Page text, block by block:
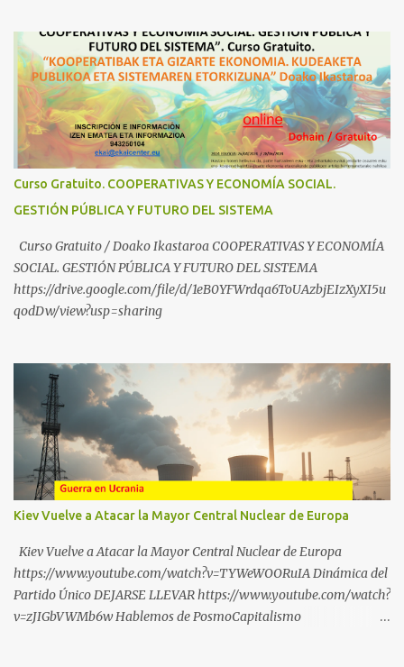
Industrial https://www.youtube.com/shorts/dGKjgqEvRHk
¿Conoces los nuevos canales de BABESTU? Si quieres hacer algo, o
compartir ideas, para proteger a los niños y adolescentes vascos
frente a abusos y manipulaciones: BABESTUren kanal berriak
ezagutzen dituzu? Euskal haurrak eta nerabeak abusu eta
manipulazioetatik babesteko zerbait egin nahi baduzu, edo ideiak
partekatu nahi badituzu: Telegram :
https://whatsapp.com/channel/0029VbBW56k0LKZJWzQyoE1T
SÍGUENOS EN YOUTUBE: https://www.youtube.com/@ekaicenter?
sub_confirmation=1
Curso Gratuito. COOPERATIVAS Y ECONOMÍA SOCIAL.
GESTIÓN PÚBLICA Y FUTURO DEL SISTEMA
Curso Gratuito / Doako Ikastaroa COOPERATIVAS Y ECONOMÍA
SOCIAL. GESTIÓN PÚBLICA Y FUTURO DEL SISTEMA
https://drive.google.com/file/d/1eB0YFWrdqa6ToUAzbjEIzXyXI5u
qodDw/view?usp=sharing
Kiev Vuelve a Atacar la Mayor Central Nuclear de Europa
Kiev Vuelve a Atacar la Mayor Central Nuclear de Europa
https://www.youtube.com/watch?v=TYWeWOORuIA Dinámica del
Partido Único DEJARSE LLEVAR https://www.youtube.com/watch?
v=zJIGbVWMb6w Hablemos de PosmoCapitalismo